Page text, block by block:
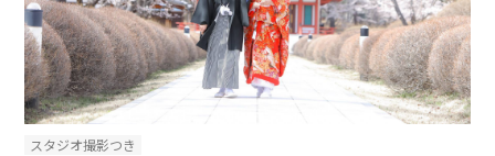
スタジオ撮影つき